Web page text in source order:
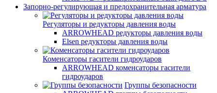
Запорно-регулирующая и предохранительная арматура
Регуляторы и редукторы давления воды
ARROWHEAD редукторы давления воды
Elsen редукторы давления воды
Коменсаторы гасители гидроударов
ARROWHEAD коменсаторы гасители
гидроударов
Группы безопасности